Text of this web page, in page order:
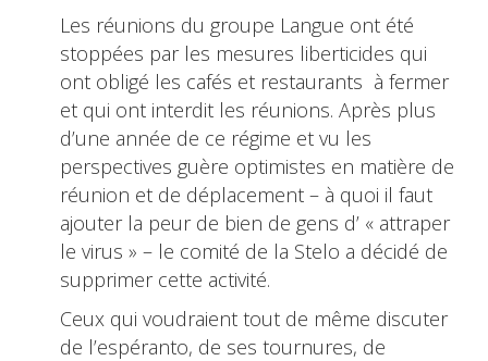
Les réunions du groupe Langue ont été
stoppées par les mesures liberticides qui
ont obligé les cafés et restaurants à fermer
et qui ont interdit les réunions. Après plus
d’une année de ce régime et vu les
perspectives guère optimistes en matière de
réunion et de déplacement – à quoi il faut
ajouter la peur de bien de gens d’ « attraper
le virus » – le comité de la Stelo a décidé de
supprimer cette activité.
Ceux qui voudraient tout de même discuter
de l’espéranto, de ses tournures, de